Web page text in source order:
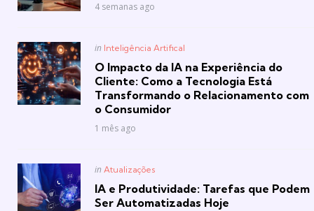
4 semanas ago
Posted
in Inteligência Artifical
O Impacto da IA na Experiência do
Cliente: Como a Tecnologia Está
Transformando o Relacionamento com
o Consumidor
1 mês ago
Posted
in Atualizações
IA e Produtividade: Tarefas que Podem
Ser Automatizadas Hoje